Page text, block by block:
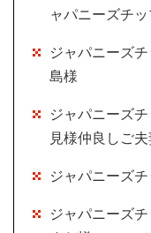
ャパニーズチ
ジャパニーズ
島様
ジャパニーズ
見様仲良しご
ジャパニーズ
ジャパニーズ